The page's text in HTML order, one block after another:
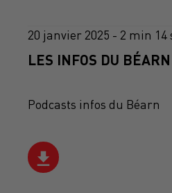
20 janvier 2025 - 2 min 14
LES INFOS DU
Podcasts infos du Béarn